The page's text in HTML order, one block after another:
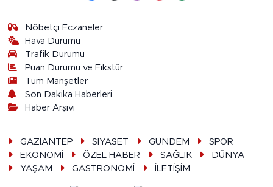
Nöbetçi Eczaneler
Hava Durumu
Trafik Durumu
Puan Durumu ve Fikstür
Tüm Manşetler
Son Dakika Haberleri
Haber Arşivi
GAZİANTEP SİYASET GÜNDEM
SPOR
EKONOMİ
ÖZEL HABER SAĞLIK
DÜNYA
YAŞAM
GASTRONOMİ İLETİŞİM